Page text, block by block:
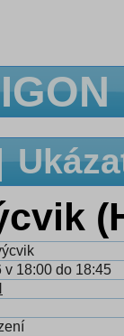
v 18:00 do 18:45